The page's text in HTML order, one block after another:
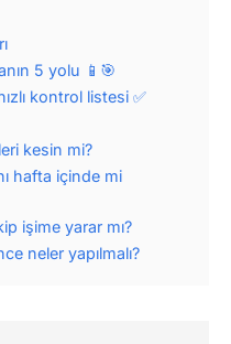
5 yolu 📱🎯
kontrol listesi ✅
kesin mi?
hafta içinde mi
işime yarar mı?
neler yapılmalı?